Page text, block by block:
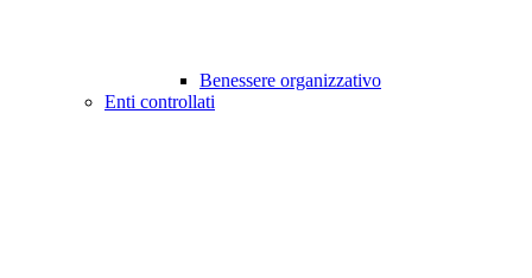
Benessere organizzativo
Enti controllati